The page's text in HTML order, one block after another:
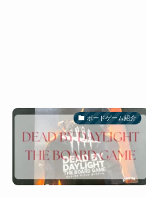
ボードゲーム紹介